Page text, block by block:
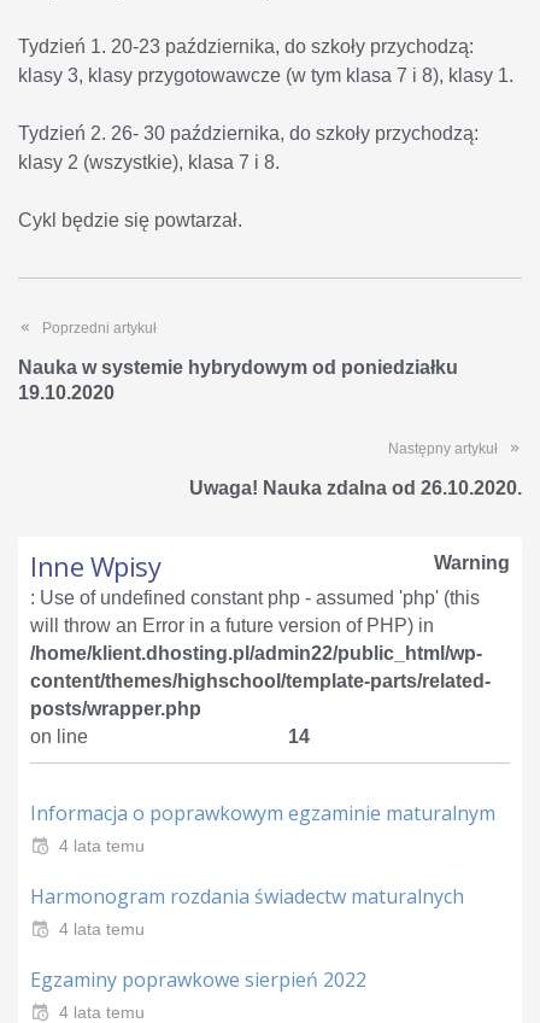
Tydzień 1. 20-23 października, do szkoły przychodzą:
klasy 3, klasy przygotowawcze (w tym klasa 7 i 8), klasy 1.
Tydzień 2. 26- 30 października, do szkoły przychodzą:
klasy 2 (wszystkie), klasa 7 i 8.
Cykl będzie się powtarzał.
Poprzedni artykuł
Nauka w systemie hybrydowym od poniedziałku
19.10.2020
Następny artykuł
Uwaga! Nauka zdalna od 26.10.2020.
Inne Wpisy
Warning
: Use of undefined constant php - assumed 'php' (this
will throw an Error in a future version of PHP) in
/home/klient.dhosting.pl/admin22/public_html/wp-
content/themes/highschool/template-parts/related-
posts/wrapper.php
on line
14
Informacja o poprawkowym egzaminie maturalnym
4 lata temu
Harmonogram rozdania świadectw maturalnych
4 lata temu
Egzaminy poprawkowe sierpień 2022
4 lata temu